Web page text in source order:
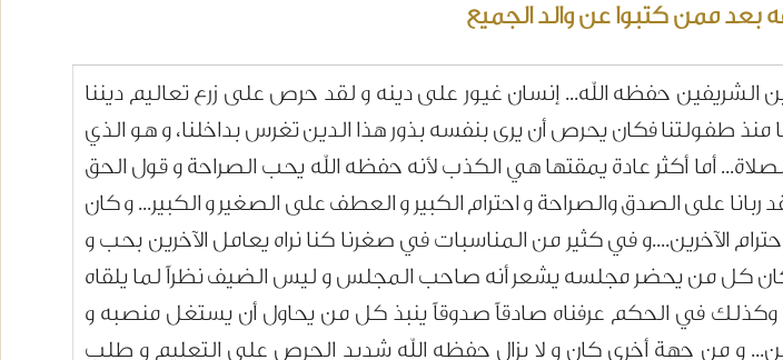
بعد ممن كتبوا عن والد الجميع
الشريفين حفظه الله... إنسان غيور على دينه و لقد حرص على زرع تعاليم ديننا
طفولتنا فكان يحرص أن يرى بنفسه بذور هذا الدين تغرس بداخلنا، و هو الذي
أما أكثر عادة يمقتها هي الكذب لأنه حفظه الله يحب الصراحة و قول الحق
ربانا على الصدق والصراحة و احترام الكبير و العطف على الصغير و الكبير... و كان
الآخرين....و في كثير من المناسبات في صغرنا كنا نراه يعامل الآخرين بحب و
كل من يحضر مجلسه يشعر أنه صاحب المجلس و ليس الضيف نظراً لما يلقاه
وكذلك في الحكم عرفناه صادقاً صدوقاً ينبذ كل من يحاول أن يستغل منصبه و
و من جهة أخرى كان و لا يزال حفظه الله شديد الحرص على التعليم و طلب